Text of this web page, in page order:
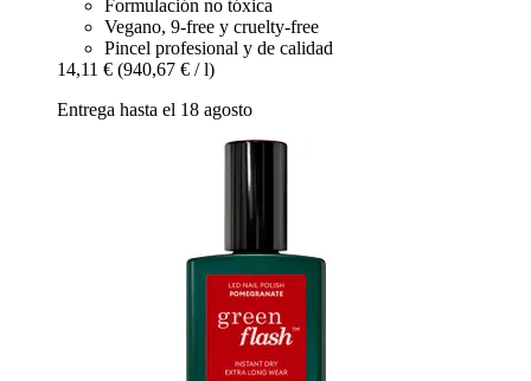
Formulación no tóxica
Vegano, 9-free y cruelty-free
Pincel profesional y de calidad
14,11 € (940,67 € / l)
Entrega hasta el 18 agosto